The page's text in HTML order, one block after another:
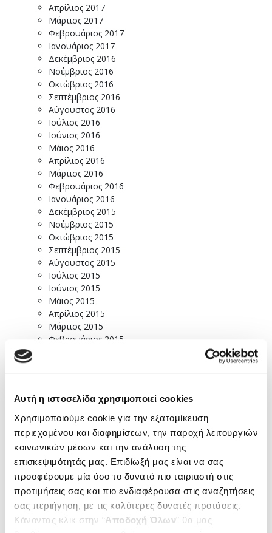
Αυτή η ιστοσελίδα χρησιμοποιεί cookies
Χρησιμοποιούμε cookie για την εξατομίκευση
περιεχομένου και διαφημίσεων, την παροχή λειτουργιών
κοινωνικών μέσων και την ανάλυση της
επισκεψιμότητάς μας. Επιδίωξή μας είναι να σας
προσφέρουμε μία όσο το δυνατό πιο ταιριαστή στις
προτιμήσεις σας και πιο ενδιαφέρουσα στις αναζητήσεις
σας περιήγηση, με τις καλύτερες δυνατές προτάσεις.
Κάνοντας κλικ στην “Αποδοχή Όλων” θα μας
Απρίλιος 2017
Μάρτιος 2017
Φεβρουάριος 2017
Ιανουάριος 2017
Δεκέμβριος 2016
Νοέμβριος 2016
Οκτώβριος 2016
Σεπτέμβριος 2016
Αύγουστος 2016
Ιούλιος 2016
Ιούνιος 2016
Μάιος 2016
Απρίλιος 2016
Μάρτιος 2016
Φεβρουάριος 2016
Ιανουάριος 2016
Δεκέμβριος 2015
Νοέμβριος 2015
Οκτώβριος 2015
Σεπτέμβριος 2015
Αύγουστος 2015
Ιούλιος 2015
Ιούνιος 2015
Μάιος 2015
Απρίλιος 2015
Μάρτιος 2015
Φεβρουάριος 2015
Νοέμβριος 2014
Σεπτέμβριος 2014
Ιούλιος 2014
Ιούνιος 2014
Μάιος 2014
Απρίλιος 2014
Μάρτιος 2014
Φεβρουάριος 2014
Δεκέμβριος 2013
Νοέμβριος 2013
Οκτώβριος 2013